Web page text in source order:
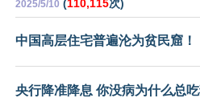
2025/5/10 (110,115次)
中国高层住宅普遍沦为贫民窟！
央行降准降息 你没病为什么总